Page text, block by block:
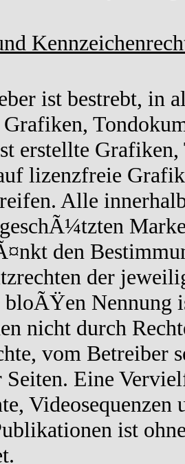
ist bestrebt, in
erstellte Grafiken,
lizenzfreie
Alle
den
der
Nennung
nicht durch
vom Betreiber
Seiten. Eine
Videosequenzen
ist